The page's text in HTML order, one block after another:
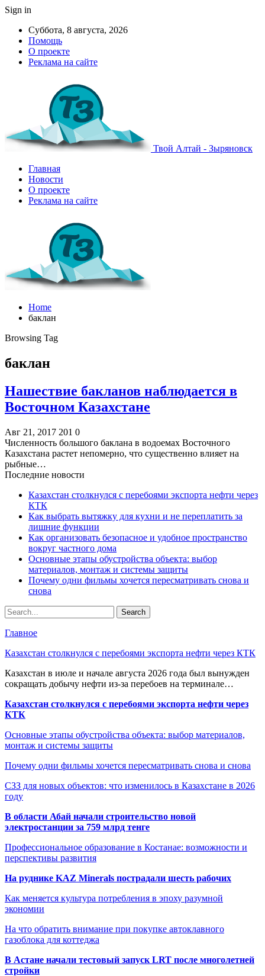
Sign in
Суббота, 8 августа, 2026
Помощь
О проекте
Реклама на сайте
Твой Алтай - Зыряновск
Главная
Новости
О проекте
Реклама на сайте
Home
баклан
Browsing Tag
баклан
Нашествие бакланов наблюдается в
Восточном Казахстане
Авг 21, 2017 201 0
Численность большого баклана в водоемах Восточного
Казахстана растет непомерно, что существенно влияет на
рыбные…
Последние новости
Казахстан столкнулся с перебоями экспорта нефти через
КТК
Как выбрать вытяжку для кухни и не переплатить за
лишние функции
Как организовать безопасное и удобное пространство
вокруг частного дома
Основные этапы обустройства объекта: выбор
материалов, монтаж и системы защиты
Почему одни фильмы хочется пересматривать снова и
снова
Главное
Казахстан столкнулся с перебоями экспорта нефти через КТК
Казахстан в июле и начале августа 2026 года был вынужден
сокращать добычу нефти из-за перебоев на терминале…
Казахстан столкнулся с перебоями экспорта нефти через
КТК
Основные этапы обустройства объекта: выбор материалов,
монтаж и системы защиты
Почему одни фильмы хочется пересматривать снова и снова
СЗЗ для новых объектов: что изменилось в Казахстане в 2026
году
В области Абай начали строительство новой
электростанции за 759 млрд тенге
Профессиональное образование в Костанае: возможности и
перспективы развития
На руднике KAZ Minerals пострадали шесть рабочих
Как меняется культура потребления в эпоху разумной
экономии
На что обратить внимание при покупке автоклавного
газоблока для коттеджа
В Астане начали тестовый запуск LRT после многолетней
стройки